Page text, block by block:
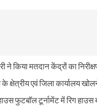
ने किया मतदान केंद्रों का
क्षेत्रीय एवं जिला कार्यालय
फुटबॉल टूर्नामेंट में रिग हाउस